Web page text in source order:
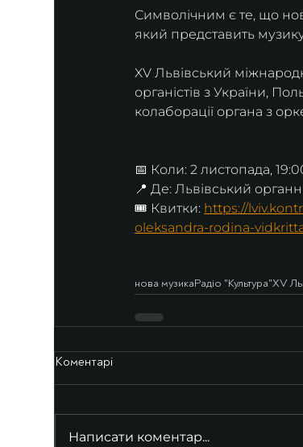
Символічним є те, що
який представить
XV Львівський
органістів з України,
колаборації органа з
📅 Коли: 2 листопада,
📍 Де: Львівський
🎟 Квитки: https://
oleksandra-rodina-
нова музикаРадіо "Культура"XV
Коментарі
Написати коментар...